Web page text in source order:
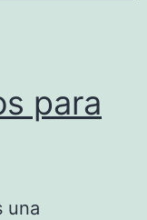
para
una